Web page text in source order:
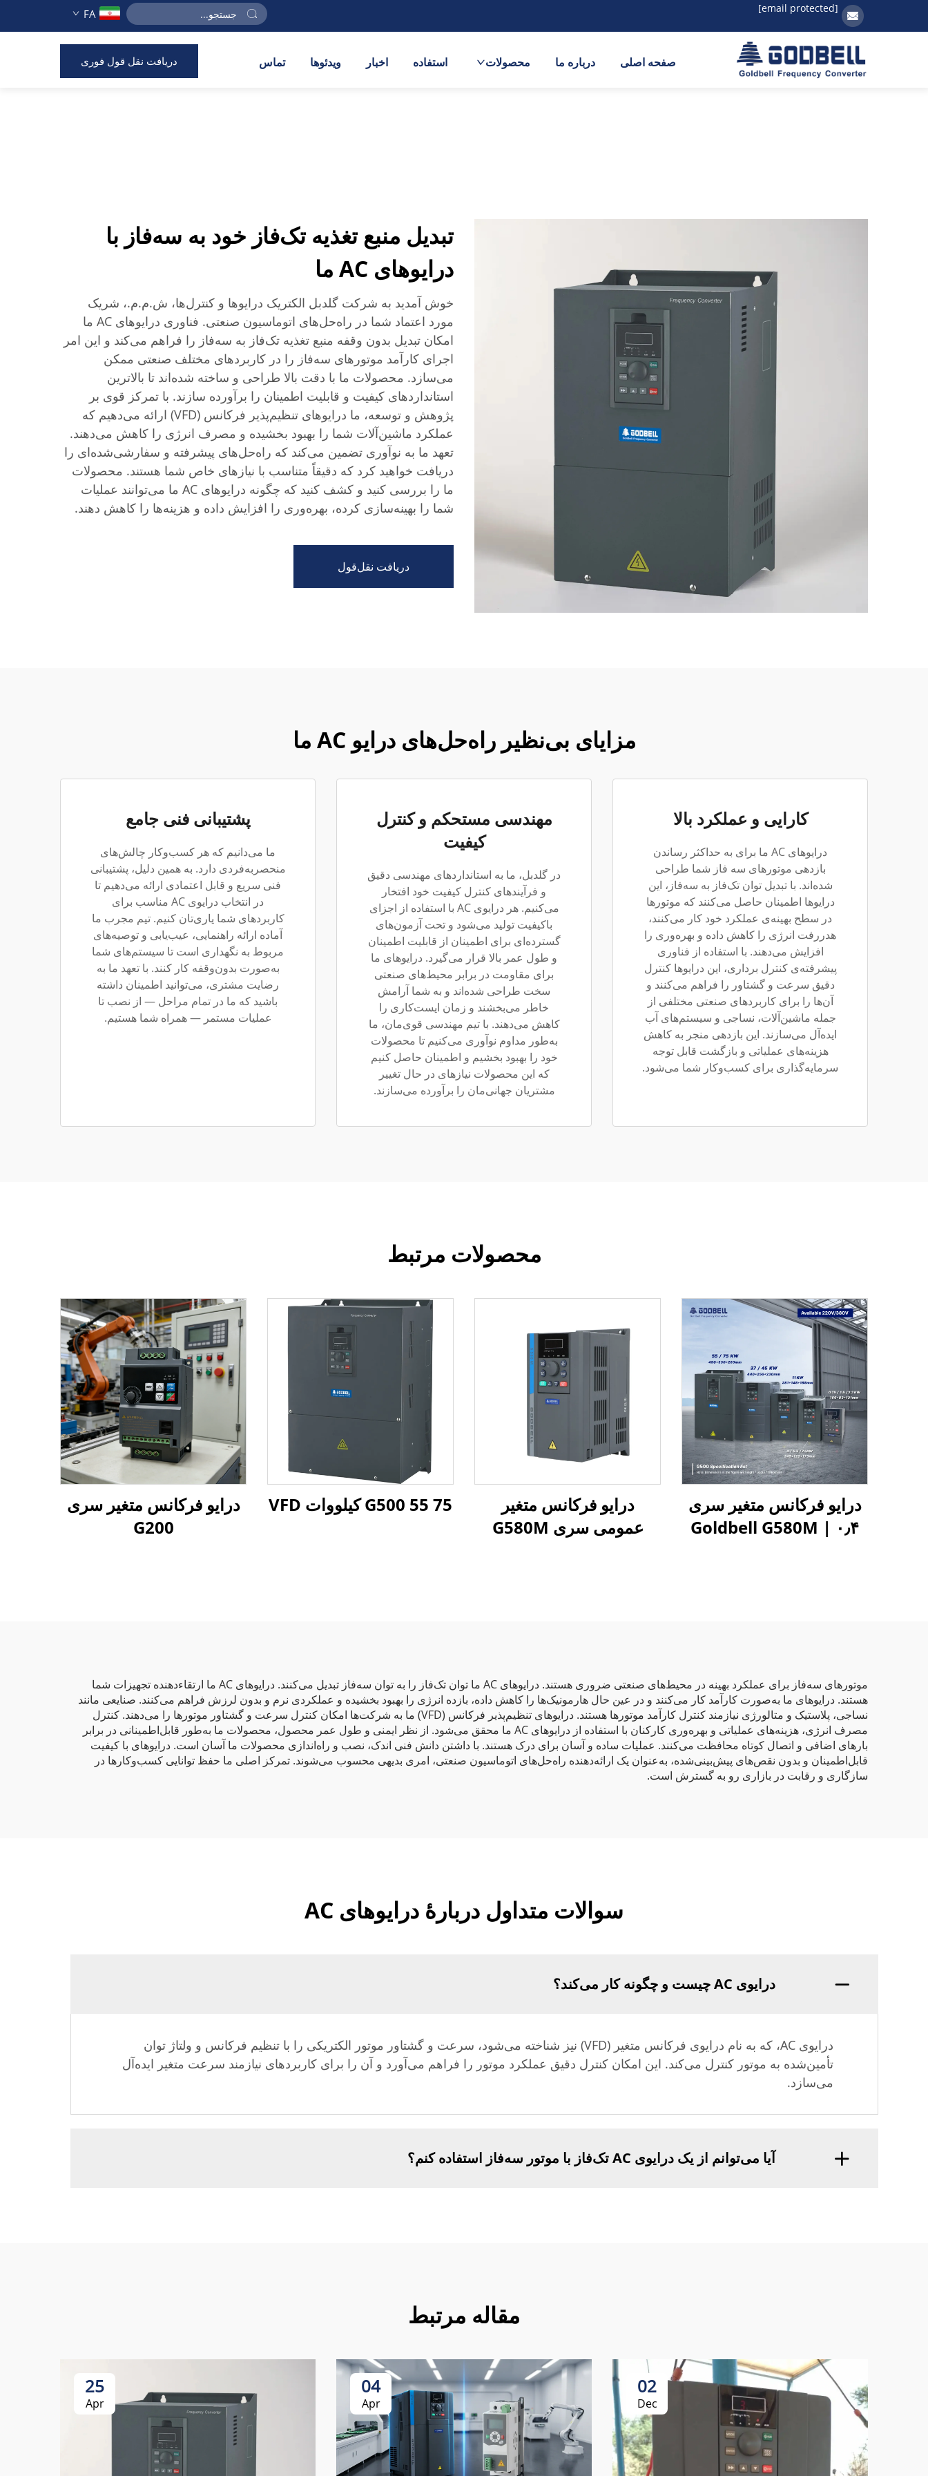
[email protected]
FA
صفحه اصلی درباره ما محصولات استفاده اخبار ویدئوها تماس دریافت نقل قول فوری
تبدیل منبع تغذیه تک‌فاز خود به سه‌فاز با
درایوهای AC ما
خوش آمدید به شرکت گلدبل الکتریک درایوها و کنترل‌ها، ش.م.م.، شریک
مورد اعتماد شما در راه‌حل‌های اتوماسیون صنعتی. فناوری درایوهای AC ما
امکان تبدیل بدون وقفه منبع تغذیه تک‌فاز به سه‌فاز را فراهم می‌کند و این امر
اجرای کارآمد موتورهای سه‌فاز را در کاربردهای مختلف صنعتی ممکن
می‌سازد. محصولات ما با دقت بالا طراحی و ساخته شده‌اند تا بالاترین
استانداردهای کیفیت و قابلیت اطمینان را برآورده سازند. با تمرکز قوی بر
پژوهش و توسعه، ما درایوهای تنظیم‌پذیر فرکانس (VFD) ارائه می‌دهیم که
عملکرد ماشین‌آلات شما را بهبود بخشیده و مصرف انرژی را کاهش می‌دهند.
تعهد ما به نوآوری تضمین می‌کند که راه‌حل‌های پیشرفته و سفارشی‌شده‌ای را
دریافت خواهید کرد که دقیقاً متناسب با نیازهای خاص شما هستند. محصولات
ما را بررسی کنید و کشف کنید که چگونه درایوهای AC ما می‌توانند عملیات
شما را بهینه‌سازی کرده، بهره‌وری را افزایش داده و هزینه‌ها را کاهش دهند.
دریافت نقل‌قول
مزایای بی‌نظیر راه‌حل‌های درایو AC ما
کارایی و عملکرد بالا
درایوهای AC ما برای به حداکثر رساندن
بازدهی موتورهای سه فاز شما طراحی
شده‌اند. با تبدیل توان تک‌فاز به سه‌فاز، این
درایوها اطمینان حاصل می‌کنند که موتورها
در سطح بهینه‌ی عملکرد خود کار می‌کنند،
هدررفت انرژی را کاهش داده و بهره‌وری را
افزایش می‌دهند. با استفاده از فناوری
پیشرفته‌ی کنترل برداری، این درایوها کنترل
دقیق سرعت و گشتاور را فراهم می‌کنند و
آن‌ها را برای کاربردهای صنعتی مختلفی از
جمله ماشین‌آلات، نساجی و سیستم‌های آب
ایده‌آل می‌سازند. این بازدهی منجر به کاهش
هزینه‌های عملیاتی و بازگشت قابل توجه
سرمایه‌گذاری برای کسب‌وکار شما می‌شود.
مهندسی مستحکم و کنترل
کیفیت
در گلدبل، ما به استانداردهای مهندسی دقیق
و فرآیندهای کنترل کیفیت خود افتخار
می‌کنیم. هر درایوی AC با استفاده از اجزای
باکیفیت تولید می‌شود و تحت آزمون‌های
گسترده‌ای برای اطمینان از قابلیت اطمینان
و طول عمر بالا قرار می‌گیرد. درایوهای ما
برای مقاومت در برابر محیط‌های صنعتی
سخت طراحی شده‌اند و به شما آرامش
خاطر می‌بخشند و زمان ایست‌کاری را
کاهش می‌دهند. با تیم مهندسی قوی‌مان، ما
به‌طور مداوم نوآوری می‌کنیم تا محصولات
خود را بهبود بخشیم و اطمینان حاصل کنیم
که این محصولات نیازهای در حال تغییر
مشتریان جهانی‌مان را برآورده می‌سازند.
پشتیبانی فنی جامع
ما می‌دانیم که هر کسب‌وکار چالش‌های
منحصربه‌فردی دارد. به همین دلیل، پشتیبانی
فنی سریع و قابل اعتمادی ارائه می‌دهیم تا
در انتخاب درایوی AC مناسب برای
کاربردهای شما یاری‌تان کنیم. تیم مجرب ما
آماده ارائه راهنمایی، عیب‌یابی و توصیه‌های
مربوط به نگهداری است تا سیستم‌های شما
به‌صورت بدون‌وقفه کار کنند. با تعهد ما به
رضایت مشتری، می‌توانید اطمینان داشته
باشید که ما در تمام مراحل — از نصب تا
عملیات مستمر — همراه شما هستیم.
محصولات مرتبط
درایو فرکانس متغیر سری
Goldbell G580M | ۰٫۴
درایو فرکانس متغیر
عمومی سری G580M
G500 55 75 کیلووات VFD
درایو فرکانس متغیر سری
G200
موتورهای سه‌فاز برای عملکرد بهینه در محیط‌های صنعتی ضروری هستند. درایوهای AC ما توان تک‌فاز را به توان سه‌فاز تبدیل می‌کنند. درایوهای AC ما ارتقاء‌دهنده تجهیزات شما
هستند. درایوهای ما به‌صورت کارآمد کار می‌کنند و در عین حال هارمونیک‌ها را کاهش داده، بازده انرژی را بهبود بخشیده و عملکردی نرم و بدون لرزش فراهم می‌کنند. صنایعی مانند
نساجی، پلاستیک و متالورژی نیازمند کنترل کارآمد موتورها هستند. درایوهای تنظیم‌پذیر فرکانس (VFD) ما به شرکت‌ها امکان کنترل سرعت و گشتاور موتورها را می‌دهند. کنترل
مصرف انرژی، هزینه‌های عملیاتی و بهره‌وری کارکنان با استفاده از درایوهای AC ما محقق می‌شود. از نظر ایمنی و طول عمر محصول، محصولات ما به‌طور قابل‌اطمینانی در برابر
بارهای اضافی و اتصال کوتاه محافظت می‌کنند. عملیات ساده و آسان برای درک هستند. با داشتن دانش فنی اندک، نصب و راه‌اندازی محصولات ما آسان است. درایوهای با کیفیت
قابل‌اطمینان و بدون نقص‌های پیش‌بینی‌شده، به‌عنوان یک ارائه‌دهنده راه‌حل‌های اتوماسیون صنعتی، امری بدیهی محسوب می‌شوند. تمرکز اصلی ما حفظ توانایی کسب‌وکارها در
سازگاری و رقابت در بازاری رو به گسترش است.
سوالات متداول دربارهٔ درایوهای AC
درایوی AC چیست و چگونه کار می‌کند؟
درایوی AC، که به نام درایوی فرکانس متغیر (VFD) نیز شناخته می‌شود، سرعت و گشتاور موتور الکتریکی را با تنظیم فرکانس و ولتاژ توان
تأمین‌شده به موتور کنترل می‌کند. این امکان کنترل دقیق عملکرد موتور را فراهم می‌آورد و آن را برای کاربردهای نیازمند سرعت متغیر ایده‌آل
می‌سازد.
آیا می‌توانم از یک درایوی AC تک‌فاز با موتور سه‌فاز استفاده کنم؟
مقاله مرتبط
02
Dec
04
Apr
25
Apr